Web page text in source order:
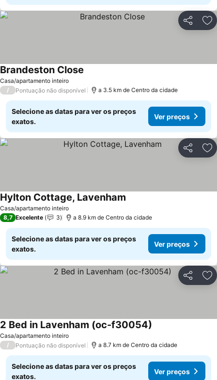
Partilhar
Casa/apartamento inteiro
Brandeston Close
/ Pontuação não disponível a 3.5 km de Centro da cidade
Selecione as datas para ver os preços
exatos.
Ver preços
Partilhar
Casa/apartamento inteiro
Hylton Cottage, Lavenham
8,7 Excelente 3 a 8.9 km de Centro da cidade
Selecione as datas para ver os preços
exatos.
Ver preços
Partilhar
Casa/apartamento inteiro
2 Bed in Lavenham (oc-f30054)
/ Pontuação não disponível a 8.7 km de Centro da cidade
Selecione as datas para ver os preços
exatos.
Ver preços